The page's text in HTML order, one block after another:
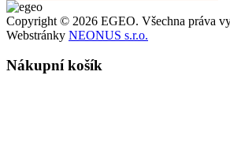
Copyright © 2026 EGEO. Všechna práva
Webstránky NEONUS s.r.o.
Nákupní košík